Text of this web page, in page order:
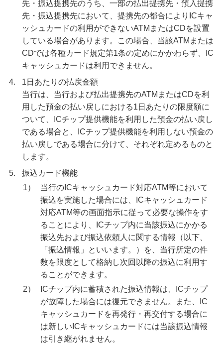
先・振込提携先のうち、一部の払出提携先・預入提携
先・振込提携先において、提携先の都合によりICキャ
ッシュカードの利用ができないATMまたはCDを設置
している場合があります。この場合、当該ATMまたは
CDでは各種カード規定第1条の定めにかかわらず、IC
キャッシュカードは利用できません。
4.
1日あたりの払戻金額
当行は、当行および払出提携先のATMまたはCDを利
用した預金の払い戻しにおける1日あたりの限度額に
ついて、ICチップ提供機能を利用した預金の払い戻し
である場合と、ICチップ提供機能を利用しない預金の
払い戻しである場合に分けて、それぞれ定めるものと
します。
5.
振込カード機能
1）
当行のICキャッシュカード対応ATM等において
振込を実施した場合には、ICキャッシュカード
対応ATM等の画面指示に従って必要な操作をす
ることにより、ICチップ内に当該振込にかかる
振込先および振込依頼人に関する情報（以下、
「振込情報」といいます。）を、当行所定の件
数を限度として格納し次回以降の振込に利用す
ることができます。
2）
ICチップ内に蓄積された振込情報は、ICチップ
が故障した場合には復元できません。また、IC
キャッシュカードを再発行・再交付する場合に
は新しいICキャッシュカードには当該振込情報
は引き継がれません。